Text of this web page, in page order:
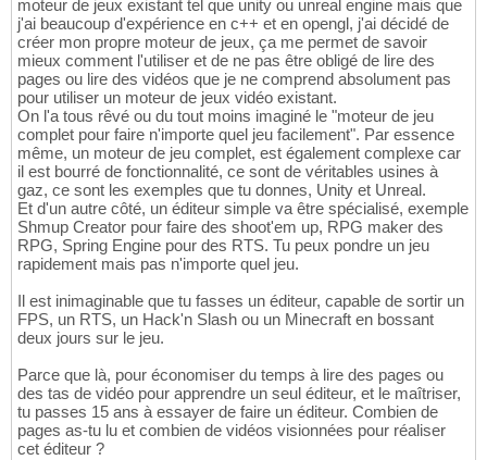
moteur de jeux existant tel que unity ou unreal engine mais que
j'ai beaucoup d'expérience en c++ et en opengl, j'ai décidé de
créer mon propre moteur de jeux, ça me permet de savoir
mieux comment l'utiliser et de ne pas être obligé de lire des
pages ou lire des vidéos que je ne comprend absolument pas
pour utiliser un moteur de jeux vidéo existant.
On l'a tous rêvé ou du tout moins imaginé le "moteur de jeu
complet pour faire n'importe quel jeu facilement". Par essence
même, un moteur de jeu complet, est également complexe car
il est bourré de fonctionnalité, ce sont de véritables usines à
gaz, ce sont les exemples que tu donnes, Unity et Unreal.
Et d'un autre côté, un éditeur simple va être spécialisé, exemple
Shmup Creator pour faire des shoot'em up, RPG maker des
RPG, Spring Engine pour des RTS. Tu peux pondre un jeu
rapidement mais pas n'importe quel jeu.
Il est inimaginable que tu fasses un éditeur, capable de sortir un
FPS, un RTS, un Hack'n Slash ou un Minecraft en bossant
deux jours sur le jeu.
Parce que là, pour économiser du temps à lire des pages ou
des tas de vidéo pour apprendre un seul éditeur, et le maîtriser,
tu passes 15 ans à essayer de faire un éditeur. Combien de
pages as-tu lu et combien de vidéos visionnées pour réaliser
cet éditeur ?